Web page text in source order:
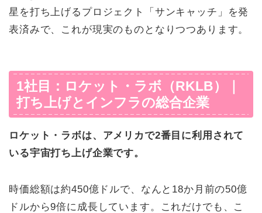
星を打ち上げるプロジェクト「サンキャッチ」を発
表済みで、これが現実のものとなりつつあります。
1社目：ロケット・ラボ（RKLB）｜
打ち上げとインフラの総合企業
ロケット・ラボは、アメリカで2番目に利用されて
いる宇宙打ち上げ企業です。
時価総額は約450億ドルで、なんと18か月前の50億
ドルから9倍に成長しています。これだけでも、こ